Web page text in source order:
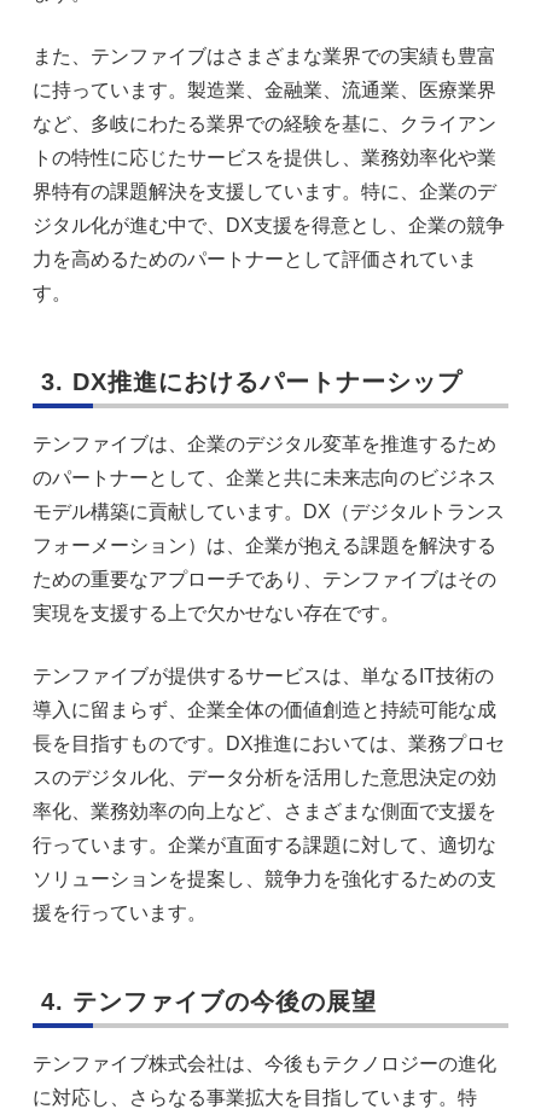
また、テンファイブはさまざまな業界での実績も豊富
に持っています。製造業、金融業、流通業、医療業界
など、多岐にわたる業界での経験を基に、クライアン
トの特性に応じたサービスを提供し、業務効率化や業
界特有の課題解決を支援しています。特に、企業のデ
ジタル化が進む中で、DX支援を得意とし、企業の競争
力を高めるためのパートナーとして評価されていま
す。
3. DX推進におけるパートナーシップ
テンファイブは、企業のデジタル変革を推進するため
のパートナーとして、企業と共に未来志向のビジネス
モデル構築に貢献しています。DX（デジタルトランス
フォーメーション）は、企業が抱える課題を解決する
ための重要なアプローチであり、テンファイブはその
実現を支援する上で欠かせない存在です。
テンファイブが提供するサービスは、単なるIT技術の
導入に留まらず、企業全体の価値創造と持続可能な成
長を目指すものです。DX推進においては、業務プロセ
スのデジタル化、データ分析を活用した意思決定の効
率化、業務効率の向上など、さまざまな側面で支援を
行っています。企業が直面する課題に対して、適切な
ソリューションを提案し、競争力を強化するための支
援を行っています。
4. テンファイブの今後の展望
テンファイブ株式会社は、今後もテクノロジーの進化
に対応し、さらなる事業拡大を目指しています。特